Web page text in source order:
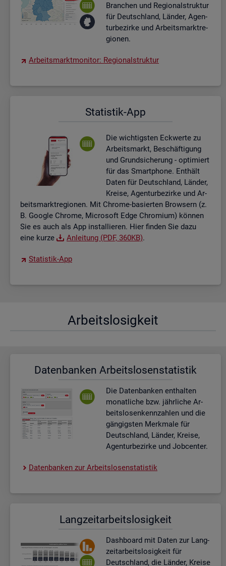
Bran­chen und Re­gio­nal­struk­tur
für Deutsch­land, Län­der, Agen­
tur­be­zir­ke und Ar­beits­markt­re­
gio­nen.
Ar­beits­markt­mo­ni­tor: Re­gio­nal­struk­tur
Sta­tis­tik-App
Die wich­tigs­ten Eck­wer­te zu
Ar­beits­markt, Be­schäf­ti­gung
und Grund­si­che­rung - op­ti­miert
für das Smart­pho­ne. Ent­hält
Daten für Deutsch­land, Län­der,
Krei­se, Agen­tur­be­zir­ke und Ar­
beits­markt­re­gio­nen. Mit Chro­me-ba­sier­ten Brow­sern (z.
B. Goog­le Chro­me, Mi­cro­soft Edge Chro­mi­um) kön­nen
Sie es auch als App in­stal­lie­ren. Hier fin­den Sie dazu
eine kurze
An­lei­tung (PDF, 360KB).
Sta­tis­tik-App
Ar­beits­lo­sig­keit
Da­ten­ban­ken Ar­beits­lo­sen­sta­tis­tik
Die Da­ten­ban­ken ent­hal­ten
mo­nat­li­che bzw. jähr­li­che Ar­
beits­lo­sen­kenn­zah­len und die
gän­gigs­ten Merk­ma­le für
Deutsch­land, Län­der, Krei­se,
Agen­tur­be­zir­ke und Job­cen­ter.
Da­ten­ban­ken zur Ar­beits­lo­sen­sta­tis­tik
Lang­zeit­ar­beits­lo­sig­keit
Dash­board mit Daten zur Lang­
zeit­ar­beits­lo­sig­keit für
Deutsch­land, die Län­der, Krei­se